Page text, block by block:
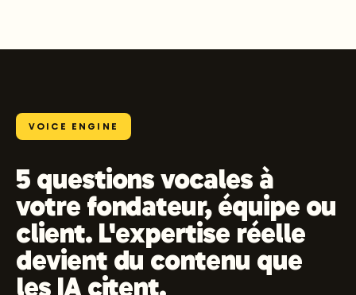
VOICE ENGINE
5 questions vocales à
votre fondateur, équipe ou
client. L'expertise réelle
devient du contenu que
les IA citent.